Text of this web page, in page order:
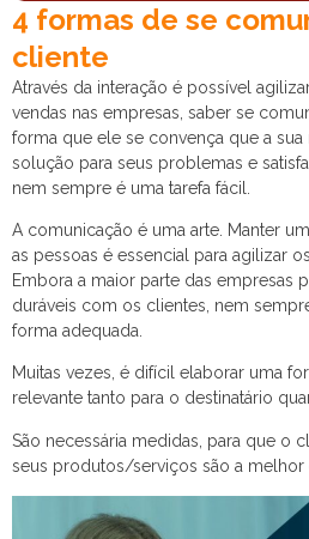
4 formas de se
cliente
Através da interação é possível
vendas nas empresas, saber se
forma que ele se convença que a
solução para seus problemas e
nem sempre é uma tarefa fácil.
A comunicação é uma arte. Manter
as pessoas é essencial para agilizar
Embora a maior parte das empresas
duráveis com os clientes, nem
forma adequada.
Muitas vezes, é difícil elaborar uma
relevante tanto para o destinatário
São necessária medidas, para que o
seus produtos/serviços são a melhor